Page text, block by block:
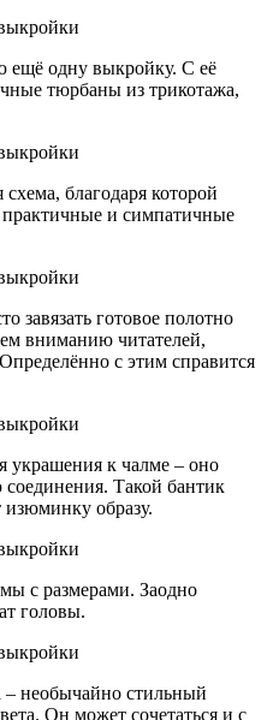
ещё одну выкройку. С её
тюрбаны из трикотажа,
благодаря которой
практичные и симпатичные
завязать готовое полотно
вниманию читателей,
с этим справится
украшения к чалме – оно
Такой бантик
изюминку образу.
с размерами. Заодно
головы.
необычайно стильный
Он может сочетаться и с